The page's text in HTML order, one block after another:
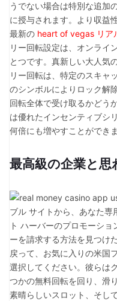
うでない場合は特別な追加
に授与されます。より収益
最新の heart of vegas リア
リー回転設定は、オンライ
とつです。真新しい大人気
リー回転は、特定のスキャ
のシンボルによりロック解
回転全体で受け取るかどう
は優れたインセンティブシ
何倍にも増やすことができま
最高級の企業と思
ブル サイトから、あなた専
ト ハーバーのプロモーシ
ーを請求する方法を見つけ
戻って、お気に入りの米国
選択してください。彼らは
つかの無料回転を回り、滑
素晴らしいスロット、そし